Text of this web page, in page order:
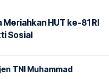
HUT ke-81 RI
Sosial
TNI Muhammad